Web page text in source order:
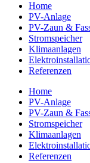
Home
PV-Anlage
PV-Zaun &
Stromspeicher
Klimaanlagen
Referenzen
Home
PV-Anlage
PV-Zaun &
Stromspeicher
Klimaanlagen
Referenzen